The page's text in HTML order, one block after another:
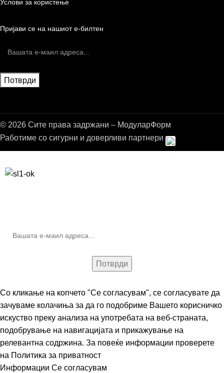
Услови за користење
Пријави се на нашиот е-билтен
© 2026 Сите права задржани – МодуларФорм
Работиме со сигурни и доверливи партнери
Со кликање на копчето "Се согласувам", се согласувате да
зачуваме колачиња за да го подобриме Вашето корисничко
искуство преку анализа на употребата на веб-страната,
подобрување на навигацијата и прикажување на
релевантна содржина. За повеќе информации проверете
на Политика за приватност
Информации Се согласувам